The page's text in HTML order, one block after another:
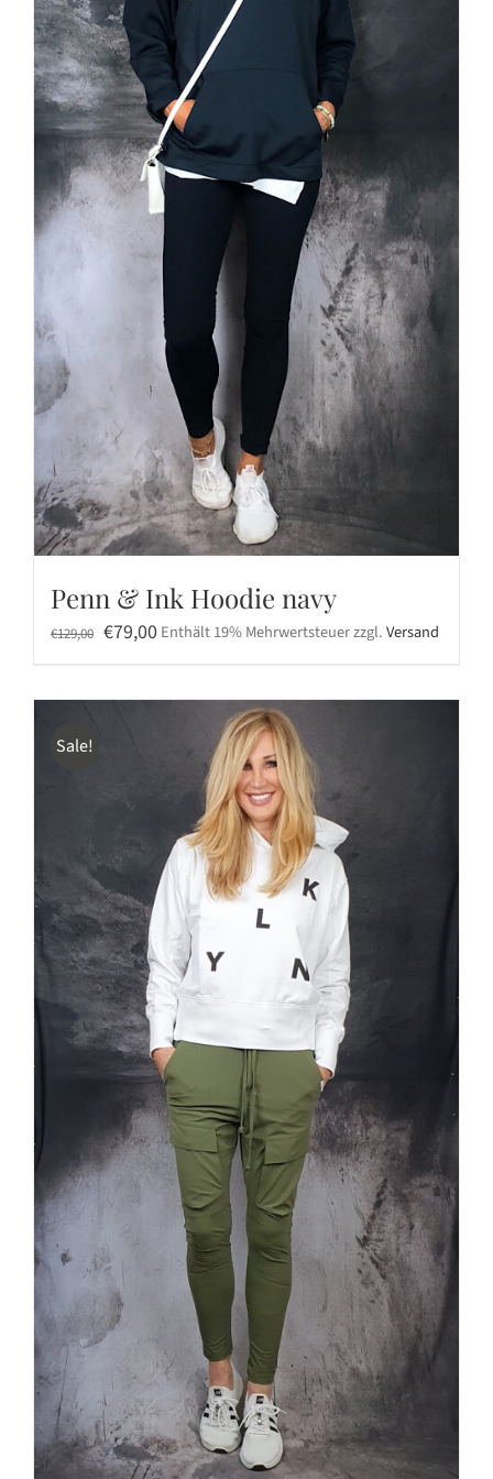
Penn & Ink Hoodie navy
€129,00 Ursprünglicher
€79,00Aktueller
Enthält 19% Mehrwertsteuerzzgl.Versand
Sale!